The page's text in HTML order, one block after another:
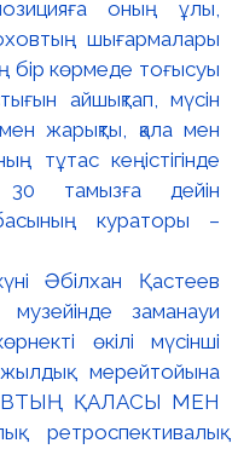
Әбілхан Қастеев
заманауи
өкілі мүсінші
мерейтойына
ҚАЛАСЫ МЕН
ретроспективалық